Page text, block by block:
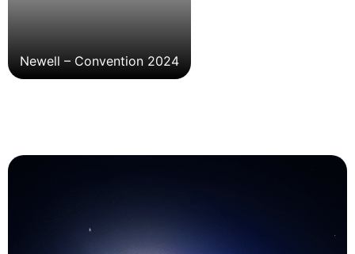
Newell – Convention 2024